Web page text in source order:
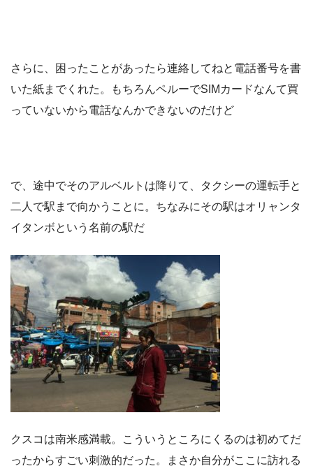
さらに、困ったことがあったら連絡してねと電話番号を書
いた紙までくれた。もちろんペルーでSIMカードなんて買
っていないから電話なんかできないのだけど
で、途中でそのアルベルトは降りて、タクシーの運転手と
二人で駅まで向かうことに。ちなみにその駅はオリャンタ
イタンボという名前の駅だ
クスコは南米感満載。こういうところにくるのは初めてだ
ったからすごい刺激的だった。まさか自分がここに訪れる